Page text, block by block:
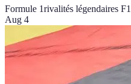
Formule 1rivalités légendaires F1
Aug 4